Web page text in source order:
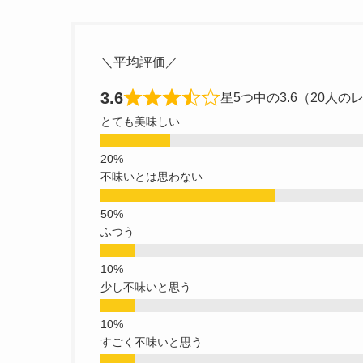
＼平均評価／
3.6 星5つ中の3.6（20人のレ
とても美味しい
不味いとは思わない
ふつう
少し不味いと思う
すごく不味いと思う